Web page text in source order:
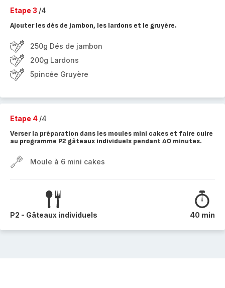
Etape 3 /4
Ajouter les dés de jambon, les lardons et le gruyère.
250g Dés de jambon
200g Lardons
5pincée Gruyère
Etape 4 /4
Verser la préparation dans les moules mini cakes et faire cuire
au programme P2 gâteaux individuels pendant 40 minutes.
Moule à 6 mini cakes
P2 - Gâteaux individuels 40 min